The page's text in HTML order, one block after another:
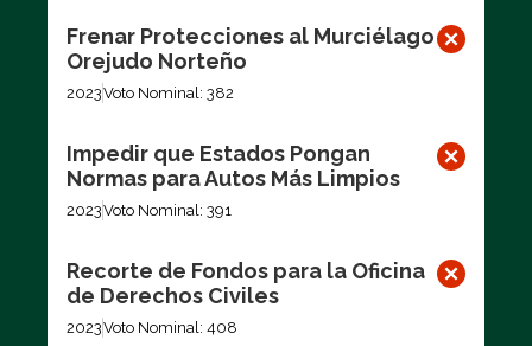
Frenar Protecciones al Murciélago
Orejudo Norteño
2023Voto Nominal: 382
Impedir que Estados Pongan
Normas para Autos Más Limpios
2023Voto Nominal: 391
Recorte de Fondos para la Oficina
de Derechos Civiles
2023Voto Nominal: 408